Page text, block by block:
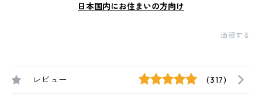
日本国内にお住まいの方向け
通報する
レビュー (317)